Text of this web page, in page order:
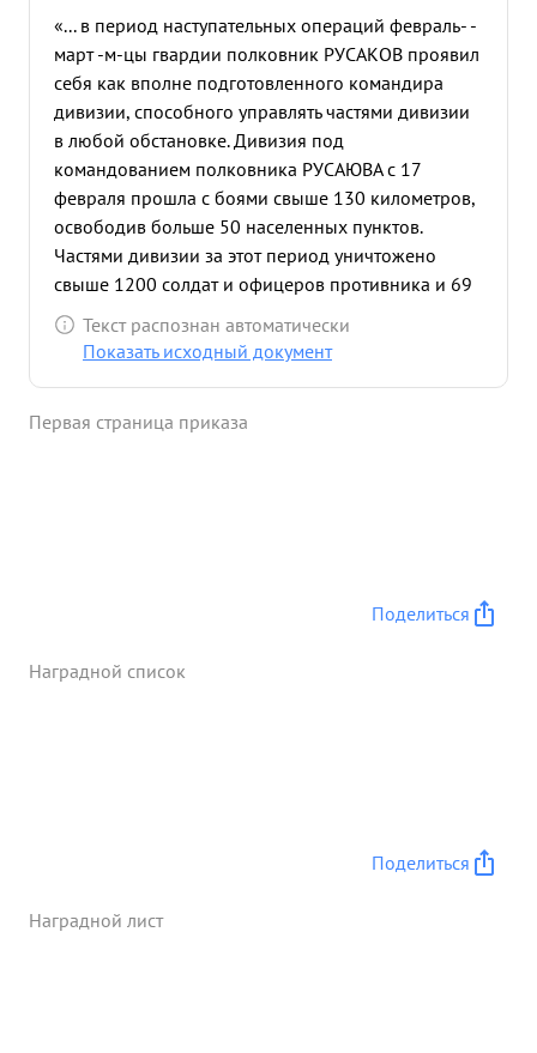
«... в период наступательных операций февраль- -
март -м-цы гвардии полковник РУСАКОВ проявил
себя как вполне подготовленного командира
дивизии, способного управлять частями дивизии
в любой обстановке. Дивизия под
командованием полковника РУСАЮВА с 17
февраля прошла с боями свыше 130 километров,
освободив больше 50 населенных пунктов.
Частями дивизии за этот период уничтожено
свыше 1200 солдат и офицеров противника и 69
захвачено в плен. ...»
Текст распознан автоматически
Показать исходный документ
Первая страница приказа
Поделиться
Наградной список
Поделиться
Наградной лист